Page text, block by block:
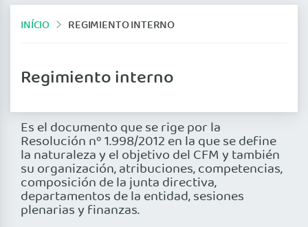
INÍCIO REGIMIENTO INTERNO
Regimiento interno
Es el documento que se rige por la
Resolución nº 1.998/2012 en la que se define
la naturaleza y el objetivo del CFM y también
su organización, atribuciones, competencias,
composición de la junta directiva,
departamentos de la entidad, sesiones
plenarias y finanzas.